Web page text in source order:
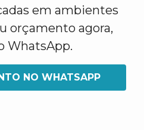
em ambientes
orçamento agora,
WhatsApp.
NO WHATSAPP